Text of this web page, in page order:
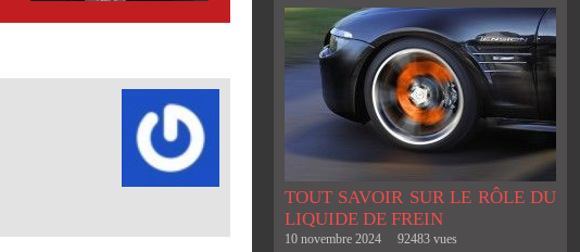
TOUT SAVOIR SUR LE RÔLE DU
LIQUIDE DE FREIN
10 novembre 2024 92483 vues